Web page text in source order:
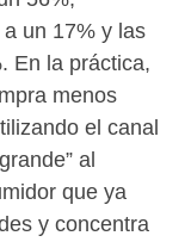
un 17% y las
En la práctica,
menos
el canal
al
que ya
y concentra